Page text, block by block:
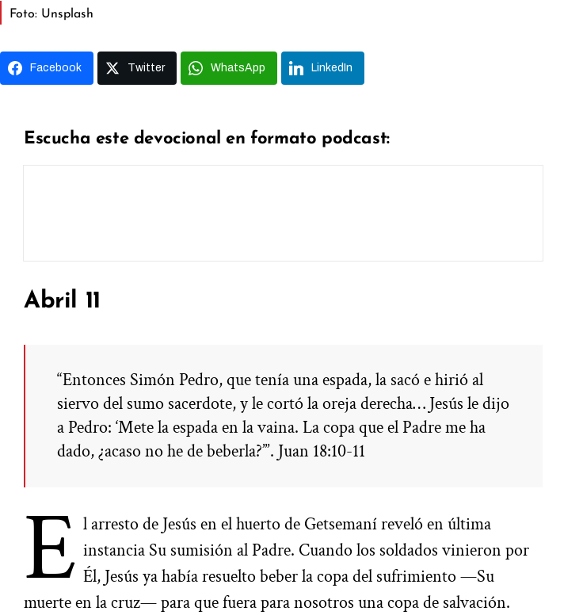
Foto: Unsplash
Facebook Twitter WhatsApp LinkedIn
Escucha este devocional en formato podcast:
Abril 11
“Entonces Simón Pedro, que tenía una espada, la sacó e hirió al
siervo del sumo sacerdote, y le cortó la oreja derecha… Jesús le dijo
a Pedro: ‘Mete la espada en la vaina. La copa que el Padre me ha
dado, ¿acaso no he de beberla?’”. Juan 18:10-11
E l arresto de Jesús en el huerto de Getsemaní reveló en última
instancia Su sumisión al Padre. Cuando los soldados vinieron por
Él, Jesús ya había resuelto beber la copa del sufrimiento —Su
muerte en la cruz— para que fuera para nosotros una copa de salvación.